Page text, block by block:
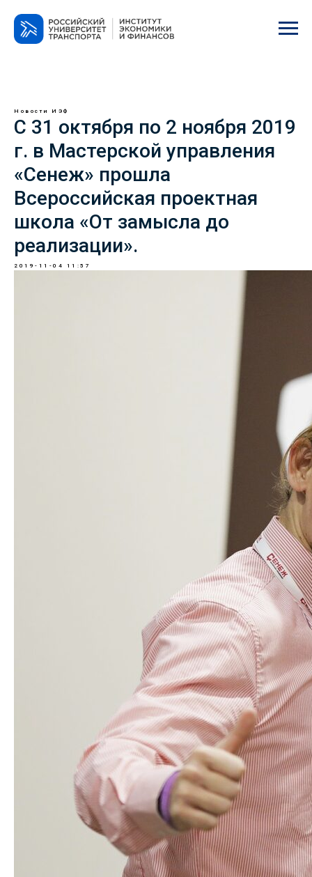
Новости ИЭФ
С 31 октября по 2 ноября 2019
г. в Мастерской управления
«Сенеж» прошла
Всероссийская проектная
школа «От замысла до
реализации».
2019-11-04 11:57